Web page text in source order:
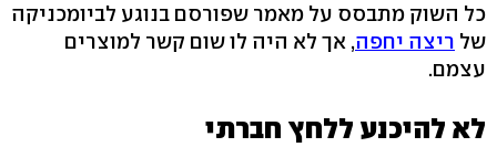
כל השוק מתבסס על מאמר שפורסם בנוגע לביומכניקה
של ריצה יחפה, אך לא היה לו שום קשר למוצרים
עצמם.
לא להיכנע ללחץ חברתי